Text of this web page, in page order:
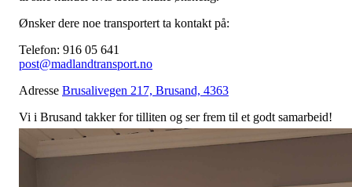
Ønsker dere noe transportert ta kontakt på:
Telefon: 916 05 641
post@madlandtransport.no
Adresse Brusalivegen 217, Brusand, 4363
Vi i Brusand takker for tilliten og ser frem til et godt samarbeid!